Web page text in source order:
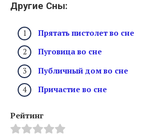
Другие Сны:
Прятать пистолет во сне
Пуговица во сне
Публичный дом во сне
Причастие во сне
Рейтинг